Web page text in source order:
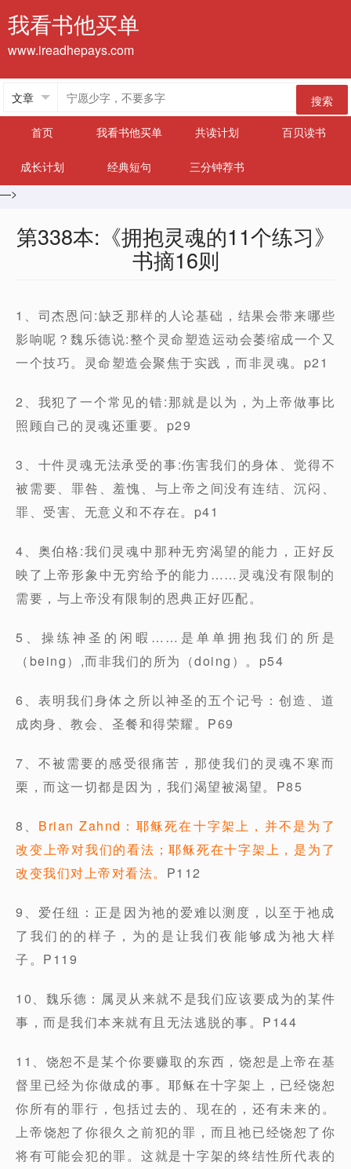
我看书他买单
www.ireadhepays.com
搜索
首页
我看书他买单 共读计划 百贝读书
成长计划 经典短句
三分钟荐书
—>
第338本:《拥抱灵魂的11个练习》
书摘16则
1、司杰恩问:缺乏那样的人论基础，结果会带来哪些
影响呢？魏乐德说:整个灵命塑造运动会萎缩成一个又
一个技巧。灵命塑造会聚焦于实践，而非灵魂。p21
2、我犯了一个常见的错:那就是以为，为上帝做事比
照顾自己的灵魂还重要。p29
3、十件灵魂无法承受的事:伤害我们的身体、觉得不
被需要、罪咎、羞愧、与上帝之间没有连结、沉闷、
罪、受害、无意义和不存在。p41
4、奥伯格:我们灵魂中那种无穷渴望的能力，正好反
映了上帝形象中无穷给予的能力……灵魂没有限制的
需要，与上帝没有限制的恩典正好匹配。
5、操练神圣的闲暇……是单单拥抱我们的所是
（being）,而非我们的所为（doing）。p54
6、表明我们身体之所以神圣的五个记号：创造、道
成肉身、教会、圣餐和得荣耀。P69
7、不被需要的感受很痛苦，那使我们的灵魂不寒而
栗，而这一切都是因为，我们渴望被渴望。P85
8、 Brian Zahnd：耶稣死在十字架上，并不是为了
改变上帝对我们的看法；耶稣死在十字架上，是为了
改变我们对上帝对看法。 P112
9、爱任纽：正是因为祂的爱难以测度，以至于祂成
了我们的的样子，为的是让我们夜能够成为祂大样
子。P119
10、魏乐德：属灵从来就不是我们应该要成为的某件
事，而是我们本来就有且无法逃脱的事。P144
11、饶恕不是某个你要赚取的东西，饶恕是上帝在基
督里已经为你做成的事。耶稣在十字架上，已经饶恕
你所有的罪行，包括过去的、现在的，还有未来的。
上帝饶恕了你很久之前犯的罪，而且祂已经饶恕了你
将有可能会犯的罪。这就是十字架的终结性所代表的